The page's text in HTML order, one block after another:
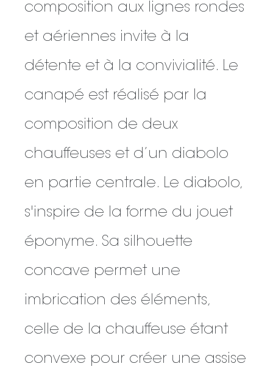
composition aux lignes rondes
et aériennes invite à la
détente et à la convivialité. Le
canapé est réalisé par la
composition de deux
chauffeuses et d’un diabolo
en partie centrale. Le diabolo,
s'inspire de la forme du jouet
éponyme. Sa silhouette
concave permet une
imbrication des éléments,
celle de la chauffeuse étant
convexe pour créer une assise